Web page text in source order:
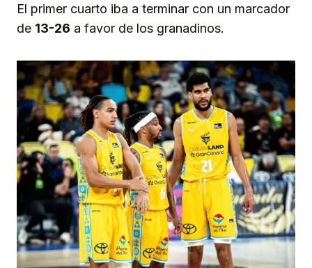
El primer cuarto iba a terminar con un marcador
de 13-26 a favor de los granadinos.